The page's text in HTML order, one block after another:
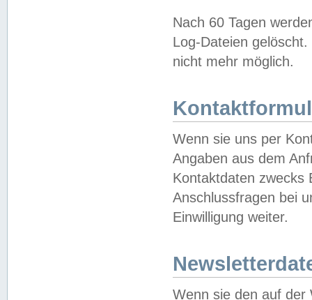
Nach 60 Tagen
Log-Dateien
nicht mehr möglich.
Wenn sie uns per
Angaben aus dem
Kontaktdaten zwecks
Anschlussfragen bei
Einwilligung weiter.
Wenn sie den auf der